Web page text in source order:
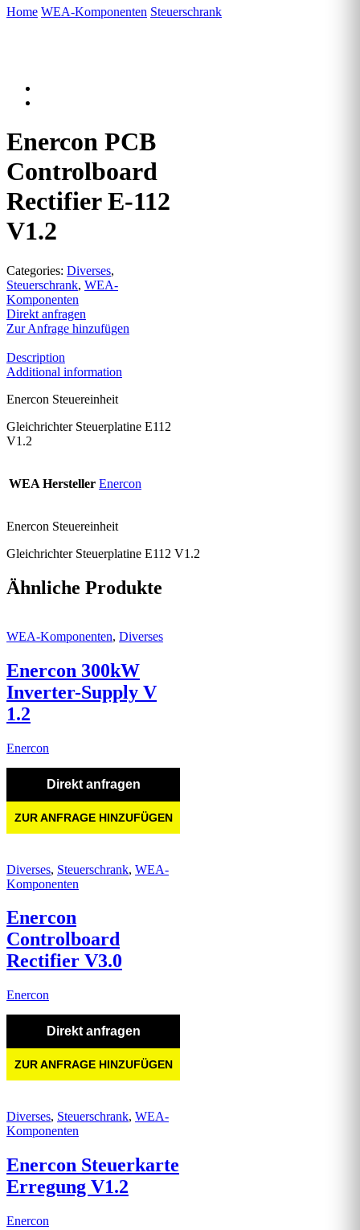
Home WEA-Komponenten Steuerschrank
Enercon PCB
Controlboard
Rectifier E-112
V1.2
Categories: Diverses,
Steuerschrank, WEA-
Komponenten
Direkt anfragen
Zur Anfrage hinzufügen
Description
Additional information
Enercon Steuereinheit
Gleichrichter Steuerplatine E112
V1.2
WEA Hersteller Enercon
Enercon Steuereinheit
Gleichrichter Steuerplatine E112 V1.2
Ähnliche Produkte
WEA-Komponenten, Diverses
Enercon 300kW
Inverter-Supply V
1.2
Enercon
Direkt anfragen
ZUR ANFRAGE HINZUFÜGEN
Diverses, Steuerschrank, WEA-
Komponenten
Enercon
Controlboard
Rectifier V3.0
Enercon
Direkt anfragen
ZUR ANFRAGE HINZUFÜGEN
Diverses, Steuerschrank, WEA-
Komponenten
Enercon Steuerkarte
Erregung V1.2
Enercon